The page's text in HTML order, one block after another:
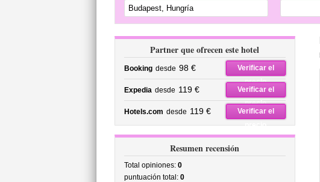
Partner que ofrecen este hotel
Booking desde 98 €
Verificar el
precio
Expedia desde 119 €
Verificar el
precio
Hotels.com desde 119 €
Verificar el
precio
Resumen recensión
Total opiniones: 0
puntuación total: 0